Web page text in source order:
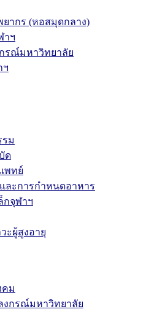
ากร (หอสมุดกลาง)
าฯ
รณ์มหาวิทยาลัย
ฯ
ม
ด
พทย์
ละการกำหนดอาหาร
กจุฬาฯ
ะผู้สูงอายุ
คม
งกรณ์มหาวิทยาลัย